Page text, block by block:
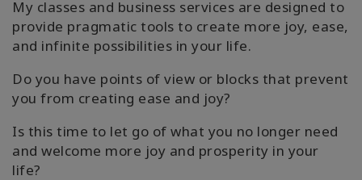
My classes and business services are designed to
provide pragmatic tools to create more joy, ease,
and infinite possibilities in your life.
Do you have points of view or blocks that prevent
you from creating ease and joy?
Is this time to let go of what you no longer need
and welcome more joy and prosperity in your
life?